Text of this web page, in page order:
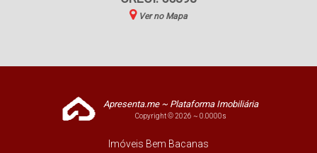
Ver no Mapa
Apresenta.me ~ Plataforma Imobiliária
Copyright © 2026 ~ 0.0000s
Imóveis Bem Bacanas